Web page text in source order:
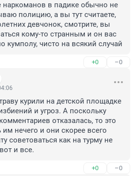
в падике обычно не
полицию, а вы тут считаете,
девчонок, смотрите, вы
кому-то странным и он вас
кумполу, чисто на всякий случай
+0 –0
курили на детской площадке
и угроз. А поскольку
отказалась, то это
им нечего и они скорее всего
советоваться как на турму не
и все.
+0 –0